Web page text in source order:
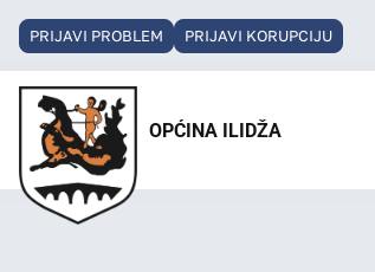
PRIJAVI PROBLEM PRIJAVI KORUPCIJU
OPĆINA ILIDŽA